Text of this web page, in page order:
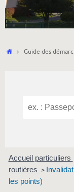
Accueil
Guide des
Accueil particuliers
routières >
les points)